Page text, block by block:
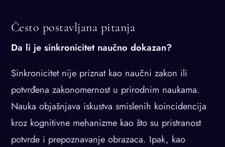
Često postavljana pitanja
Da li je sinkronicitet naučno dokazan?
Sinkronicitet nije priznat kao naučni zakon ili
potvrđena zakonomernost u prirodnim naukama.
Nauka objašnjava iskustva smislenih koincidencija
kroz kognitivne mehanizme kao što su pristranost
potvrde i prepoznavanje obrazaca. Ipak, kao